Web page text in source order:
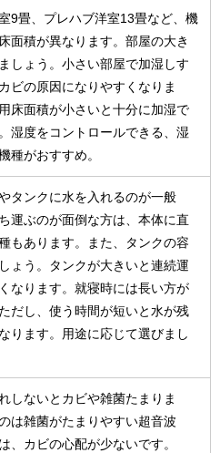
9畳、プレハブ洋室13畳など、機
面積が異なります。部屋の大き
しょう。小さい部屋で加湿しす
ビの原因になりやすくなりま
床面積が小さいと十分に加湿で
湿度をコントロールできる、湿
種がおすすめ。
タンクに水を入れるのが一般
運ぶのが面倒な方は、本体に直
もあります。また、タンクの容
ょう。タンクが大きいと連続運
なります。就寝時には長い方が
だし、使う時間が短いと水が残
ります。用途に応じて選びまし
しないとカビや雑菌たまりま
は雑菌がたまりやすい超音波
、カビの心配が少ないです。